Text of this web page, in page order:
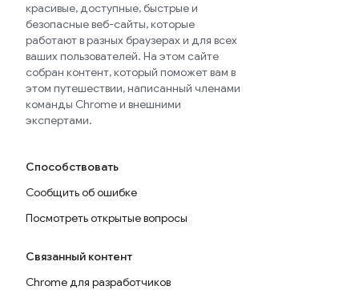
красивые, доступные, быстрые и
безопасные веб-сайты, которые
работают в разных браузерах и для всех
ваших пользователей. На этом сайте
собран контент, который поможет вам в
этом путешествии, написанный членами
команды Chrome и внешними
экспертами.
Способствовать
Сообщить об ошибке
Посмотреть открытые вопросы
Связанный контент
Chrome для разработчиков